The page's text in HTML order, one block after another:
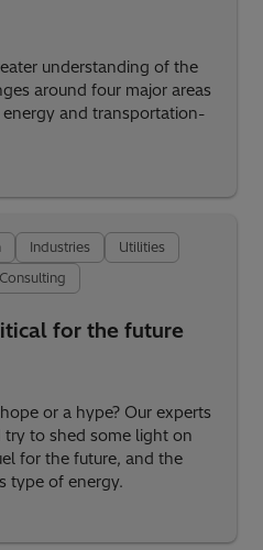
understanding of the
around four major areas
energy and transportation-
Industries
Utilities
for the future
or a hype? Our experts
to shed some light on
for the future, and the
type of energy.